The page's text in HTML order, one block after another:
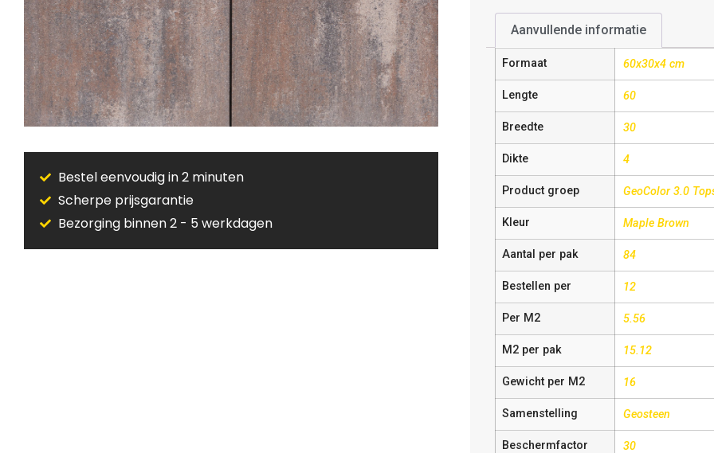
Bestel eenvoudig in 2 minuten
Scherpe prijsgarantie
Bezorging binnen 2 - 5 werkdagen
Aanvullende informatie
Formaat 60x30x4 cm
Lengte 60
Breedte 30
Dikte 4
Product groep GeoColor 3.0
Kleur Maple Brown
Aantal per pak 84
Bestellen per 12
Per M2 5.56
M2 per pak 15.12
Gewicht per M2 16
Samenstelling Geosteen
Beschermfactor 30